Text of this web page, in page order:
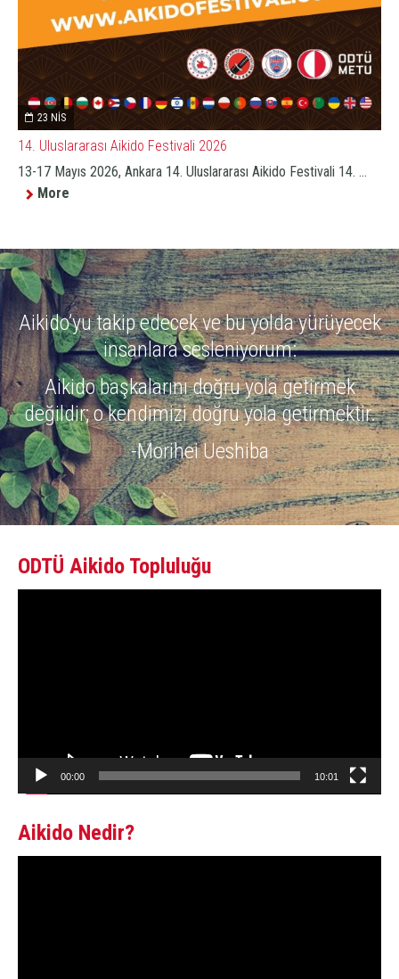
23 NIS
14. Uluslararası Aikido Festivali 2026
13-17 Mayıs 2026, Ankara 14. Uluslararası Aikido Festivali 14. ...
More
Aikido’yu takip edecek ve bu yolda yürüyecek
insanlara sesleniyorum:
Aikido başkalarını doğru yola getirmek
değildir; o kendimizi doğru yola getirmektir.
-Morihei Ueshiba
ODTÜ Aikido Topluluğu
00:00 10:01
Aikido Nedir?